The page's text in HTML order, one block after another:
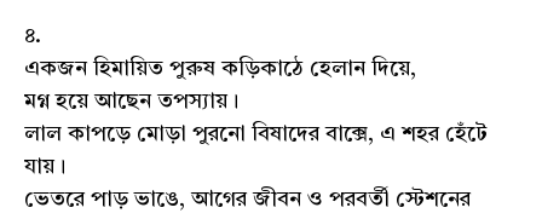
৪.
একজন হিমায়িত পুরুষ কড়িকাঠে হেলান দিয়ে,
মগ্ন হয়ে আছেন তপস্যায়।
লাল কাপড়ে মোড়া পুরনো বিষাদের বাক্সে, এ শহর হেঁটে
যায়।
ভেতরে পাড় ভাঙে, আগের জীবন ও পরবর্তী স্টেশনের